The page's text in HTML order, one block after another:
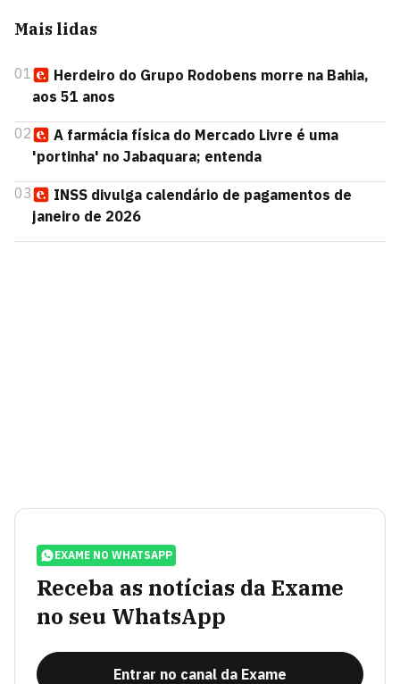
Mais lidas
01
Herdeiro do Grupo Rodobens morre na Bahia,
aos 51 anos
02
A farmácia física do Mercado Livre é uma
'portinha' no Jabaquara; entenda
03
INSS divulga calendário de pagamentos de
janeiro de 2026
EXAME NO WHATSAPP
Receba as notícias da Exame
no seu WhatsApp
Entrar no canal da Exame